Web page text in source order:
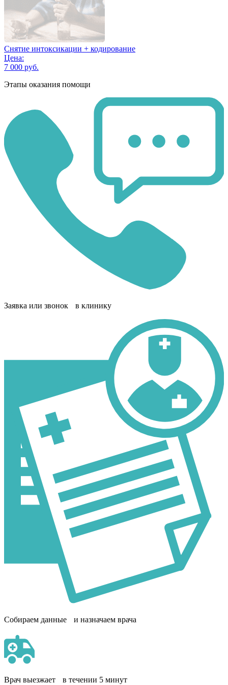
Снятие интоксикации + кодирование
Цена:
7 000 руб.
Этапы оказания помощи
Заявка или звонок в клинику
Собираем данные и назначаем врача
Врач выезжает в течении 5 минут